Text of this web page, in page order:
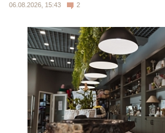
06.08.2026, 15:43 2